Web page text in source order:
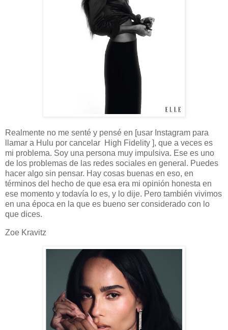
Realmente no me senté y pensé en [usar Instagram para
llamar a Hulu por cancelar High Fidelity ], que a veces es
mi problema. Soy una persona muy impulsiva. Ese es uno
de los problemas de las redes sociales en general. Puedes
hacer algo sin pensar. Hay cosas buenas en eso, en
términos del hecho de que esa era mi opinión honesta en
ese momento y todavía lo es, y lo dije. Pero también vivimos
en una época en la que es bueno ser considerado con lo
que dices.
Zoe Kravitz